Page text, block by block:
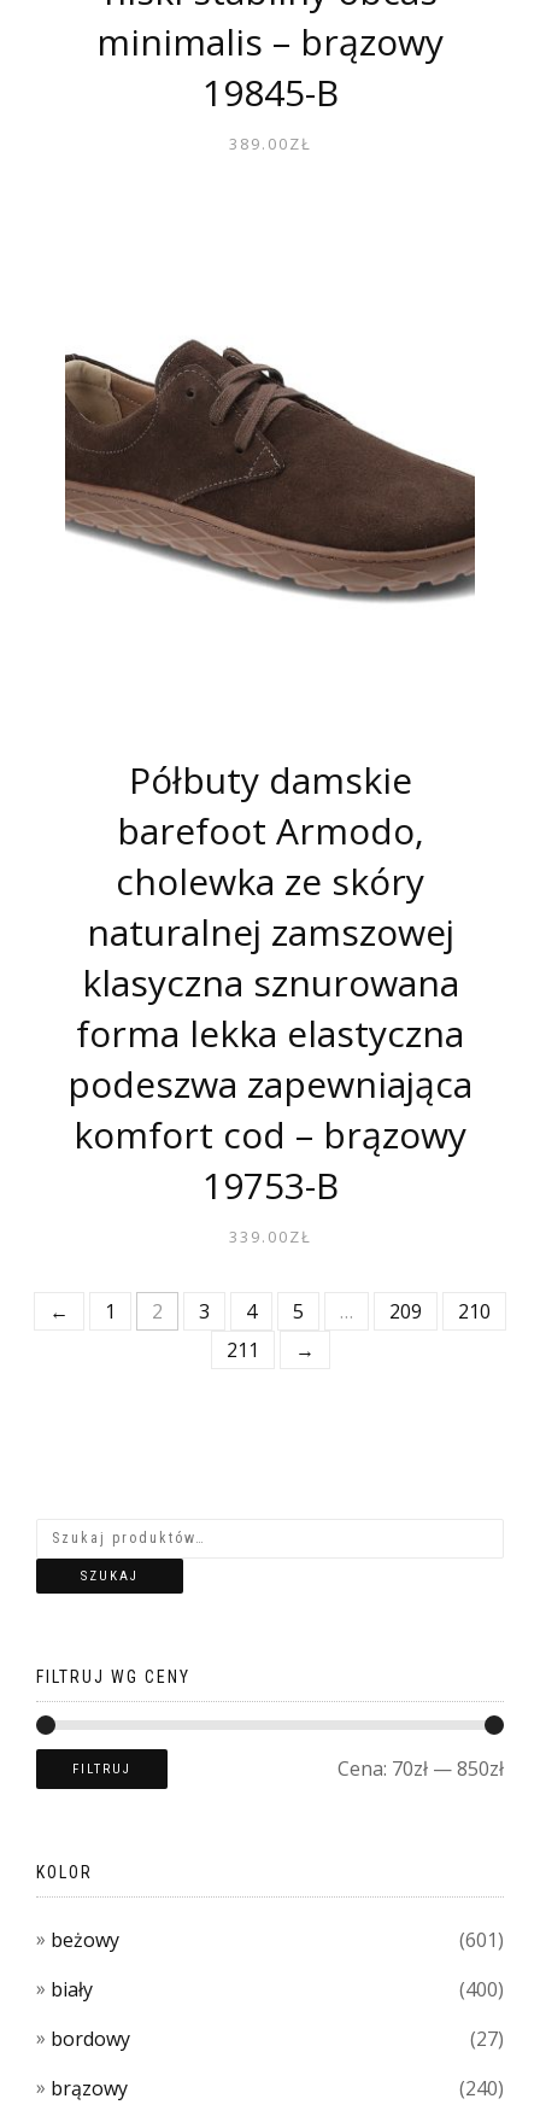
minimalis – brązowy
19845-B
389.00ZŁ
Półbuty damskie
barefoot Armodo,
cholewka ze skóry
naturalnej zamszowej
klasyczna sznurowana
forma lekka elastyczna
podeszwa zapewniająca
komfort cod – brązowy
19753-B
339.00ZŁ
← 1 2 3 4 5 … 209
210
211
→
SZUKAJ
FILTRUJ WG CENY
FILTRUJ Cena: 70zł —850zł
KOLOR
beżowy
(601)
biały
(400)
bordowy
(27)
brązowy
(240)